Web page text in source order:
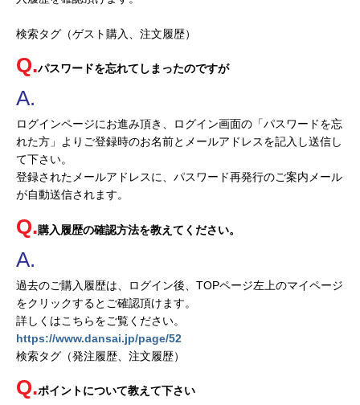
検索タグ（ゲスト購入、注文履歴）
パスワードを忘れてしまったのですが
ログインページにお進み頂き、ログイン画面の「パスワードを忘
れた方」よりご登録時のお名前とメールアドレスを記入し送信し
て下さい。
登録されたメールアドレスに、パスワード再発行のご案内メール
が自動送信されます。
購入履歴の確認方法を教えてください。
過去のご購入履歴は、ログイン後、TOPページ左上のマイページ
をクリックするとご確認頂けます。
詳しくはこちらをご覧ください。
https://www.dansai.jp/page/52
検索タグ（発注履歴、注文履歴）
ポイントについて教えて下さい